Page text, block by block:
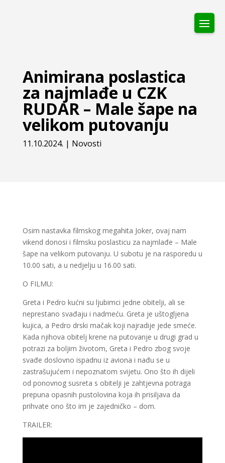
Animirana poslastica
za najmlađe u CZK
RUDAR – Male šape na
velikom putovanju
11.10.2024. | Novosti
Osim nastavka filmskog megahita Joker, ovaj nam
vikend donosi i filmsku poslasticu za najmlađe – Male
šape na velikom putovanju. U subotu je na rasporedu u
10.00 sati, a u nedjelju u 16.00 sati.
O FILMU:
Greta i Pedro kućni su ljubimci jedne obitelji, ali se
neprestano svađaju i nadmeću. Greta je uštogljena
kujica, a Pedro drski mačak koji najradije jede smeće.
Kada njihova obitelj krene na putovanje u drugi grad u
potrazi za boljim životom, Greta i Pedro zbog svoje
svađe doslovno ispadnu iz aviona i nađu se u
zastrašujućem i nepoznatom svijetu. Ono što ih dijeli
od ponovnog susreta s obitelji je zahtjevna potraga
prepuna opasnih pustolovina koja ih prisiljava da
prihvate ono što im je zajedničko – dom.
TRAILER: